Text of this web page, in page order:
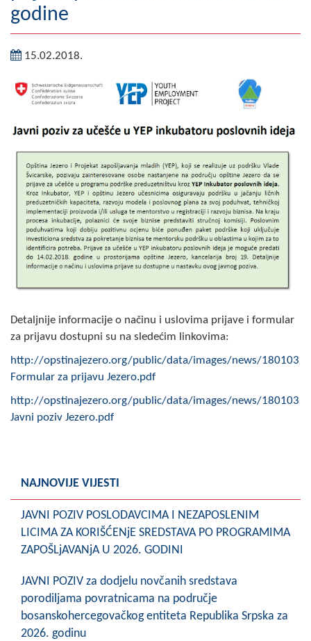
Zanimljivosti
Fotogalerija
O Načelniku
Zamjenik načelnika
Izvještaj o radu načelnika
SKUPŠTINA
Statut Opštine
Skupštinsko vijeće opštine jezero
Službeni Glasnici
INFO
Vijesti
Zaštita od požara
COVID 19
Geoistraživanja
FINANSIJE
godine
15.02.2018.
Detaljnije informacije o načinu i uslovima prijave i formular
za prijavu dostupni su na sledećim linkovima:
http://opstinajezero.org/public/data/images/news/180103
Formular za prijavu Jezero.pdf
http://opstinajezero.org/public/data/images/news/180103
Javni poziv Jezero.pdf
NAJNOVIJE VIJESTI
JAVNI POZIV POSLODAVCIMA I NEZAPOSLENIM
LICIMA ZA KORIŠĆENjE SREDSTAVA PO PROGRAMIMA
ZAPOŠLjAVANjA U 2026. GODINI
JAVNI POZIV za dodjelu novčanih sredstava
porodiljama povratnicama na područje
bosanskohercegovačkog entiteta Republika Srpska za
2026. godinu